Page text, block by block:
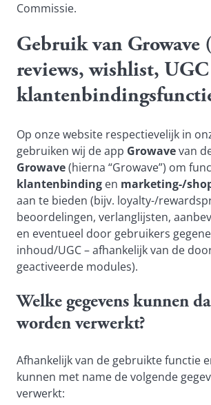
Commissie.
Gebruik van Growave
reviews, wishlist,
Op onze website respectievelijk in
gebruiken wij de app Growavevan
Growave(hierna “Growave”) om
klantenbinding en marketing-/
aan te bieden (bijv. loyalty-/
beoordelingen, verlanglijsten,
en eventueel door gebruikers
inhoud/UGC – afhankelijk van de
geactiveerde modules).
Welke gegevens kunnen
worden verwerkt?
Afhankelijk van de gebruikte functie
kunnen met name de volgende
verwerkt: